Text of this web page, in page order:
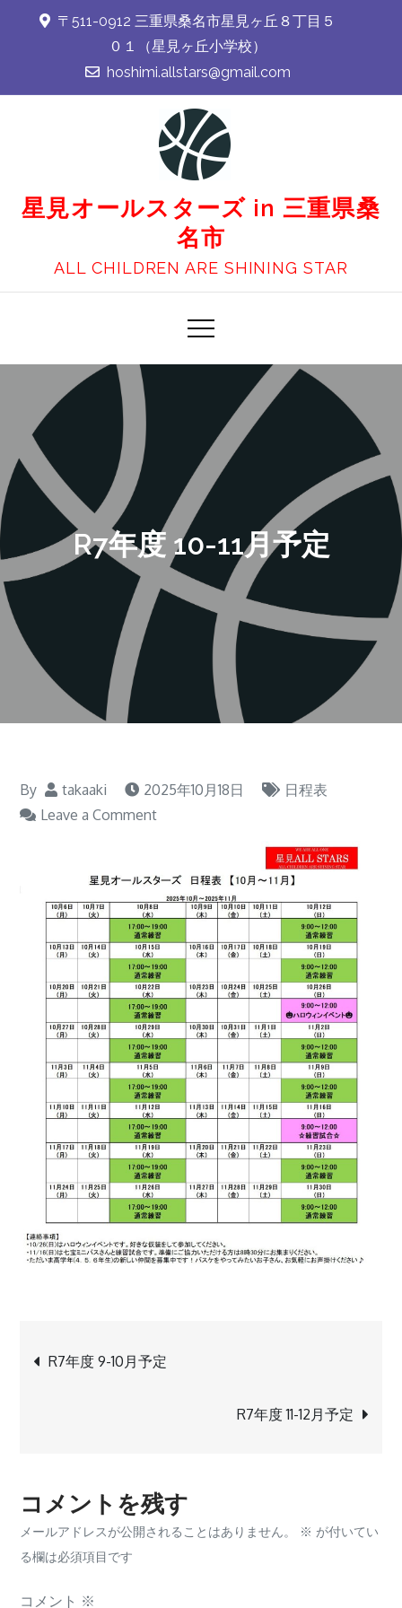
〒511-0912 三重県桑名市星見ヶ丘８丁目５
０１（星見ヶ丘小学校）
hoshimi.allstars@gmail.com
星見オールスターズ in 三重県桑
名市
ALL CHILDREN ARE SHINING STAR
R7年度 10-11月予定
By takaaki 2025年10月18日
日程表
Leave a Commenton
度
10-
11
月
予
定
投
ビ
ゲ
R7年度 9-10月予定
R7年度 11-12月予定
コメントを残す
メールアドレスが公開されることはありません。 ※ が付いてい
る欄は必須項目です
コメント ※